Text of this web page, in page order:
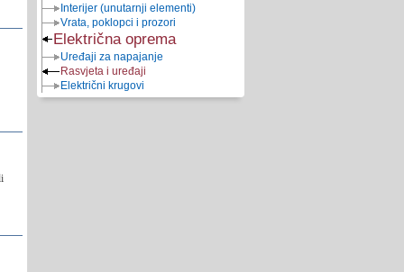
Interijer (unutarnji elementi)
Vrata, poklopci i prozori
Električna oprema
Uređaji za napajanje
Rasvjeta i uređaji
Električni krugovi